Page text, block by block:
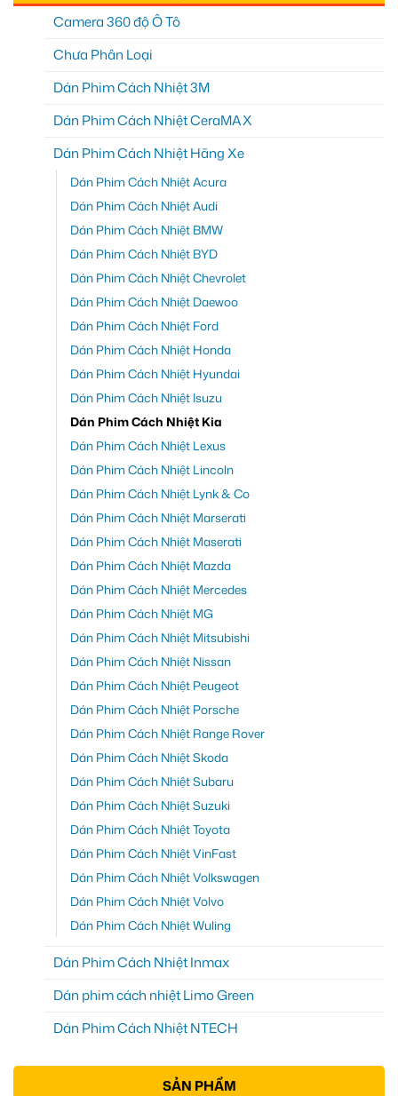
Camera 360 độ Ô Tô
Chưa Phân Loại
Dán Phim Cách Nhiệt 3M
Dán Phim Cách Nhiệt CeraMAX
Dán Phim Cách Nhiệt Hãng Xe
Dán Phim Cách Nhiệt Acura
Dán Phim Cách Nhiệt Audi
Dán Phim Cách Nhiệt BMW
Dán Phim Cách Nhiệt BYD
Dán Phim Cách Nhiệt Chevrolet
Dán Phim Cách Nhiệt Daewoo
Dán Phim Cách Nhiệt Ford
Dán Phim Cách Nhiệt Honda
Dán Phim Cách Nhiệt Hyundai
Dán Phim Cách Nhiệt Isuzu
Dán Phim Cách Nhiệt Kia
Dán Phim Cách Nhiệt Lexus
Dán Phim Cách Nhiệt Lincoln
Dán Phim Cách Nhiệt Lynk & Co
Dán Phim Cách Nhiệt Marserati
Dán Phim Cách Nhiệt Maserati
Dán Phim Cách Nhiệt Mazda
Dán Phim Cách Nhiệt Mercedes
Dán Phim Cách Nhiệt MG
Dán Phim Cách Nhiệt Mitsubishi
Dán Phim Cách Nhiệt Nissan
Dán Phim Cách Nhiệt Peugeot
Dán Phim Cách Nhiệt Porsche
Dán Phim Cách Nhiệt Range Rover
Dán Phim Cách Nhiệt Skoda
Dán Phim Cách Nhiệt Subaru
Dán Phim Cách Nhiệt Suzuki
Dán Phim Cách Nhiệt Toyota
Dán Phim Cách Nhiệt VinFast
Dán Phim Cách Nhiệt Volkswagen
Dán Phim Cách Nhiệt Volvo
Dán Phim Cách Nhiệt Wuling
Dán Phim Cách Nhiệt Inmax
Dán phim cách nhiệt Limo Green
Dán Phim Cách Nhiệt NTECH
SẢN PHẨM